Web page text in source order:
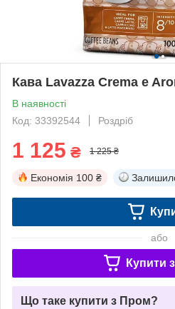
Кава Lavazza Crema e
В наявності
Код: 33392544
Роздріб
1 125 ₴ 1 225 ₴
Економія 100 ₴
або
Купити з
Що таке купити з Пром?